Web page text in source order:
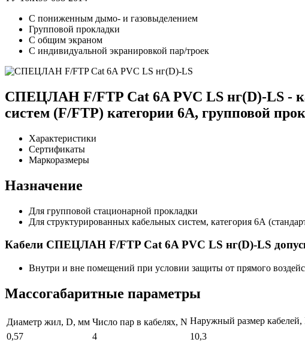
С пониженным дымо- и газовыделением
Групповой прокладки
С общим экраном
С индивидуальной экранировкой пар/троек
СПЕЦЛАН F/FTP Cat 6A PVC LS нг(D)-LS -
систем (F/FTP) категории 6A, групповой
Характеристики
Сертификаты
Маркоразмеры
Назначение
Для групповой стационарной прокладки
Для структурированных кабельных систем, категория 6А
Кабели СПЕЦЛАН F/FTP Cat 6A PVC LS нг(D)-LS
Внутри и вне помещений при условии защиты от прямого
Массогабаритные параметры
Диаметр жил, D, мм Число пар в кабелях, N Наружный размер кабелей,
0,57
4 10,3